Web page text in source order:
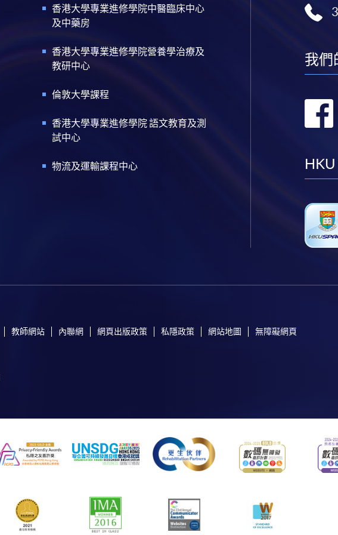
香港大學專業進修學院中醫臨床中心
及中藥房
香港大學專業進修學院營養學治療及
教研中心
倫敦大學課程
香港大學專業進修學院 語文教育及測
試中心
物流及運輸課程中心
我們
HKU
教師網站 內聯網 網頁出版政策 私隱政策 網站地圖 無障礙網頁